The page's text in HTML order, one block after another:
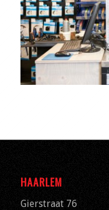
HAARLEM
Gierstraat 76